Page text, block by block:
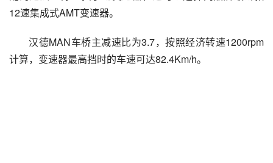
12速集成式AMT变速器。
汉德MAN车桥主减速比为3.7，按照经济转速1200rpm
计算，变速器最高挡时的车速可达82.4Km/h。